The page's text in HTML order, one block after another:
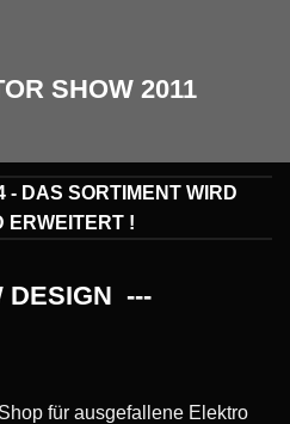
SHOW 2011
DAS SORTIMENT WIRD
ERWEITERT !
---